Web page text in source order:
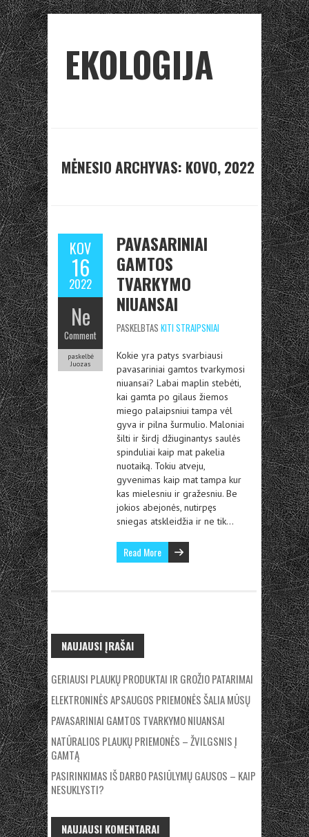
EKOLOGIJA
MĖNESIO ARCHYVAS: KOVO, 2022
KOV
16
2022
Ne
Comment
paskelbė
Juozas
PAVASARINIAI
GAMTOS
TVARKYMO
NIUANSAI
PASKELBTAS KITI STRAIPSNIAI
Kokie yra patys svarbiausi
pavasariniai gamtos tvarkymosi
niuansai? Labai maplin stebėti,
kai gamta po gilaus žiemos
miego palaipsniui tampa vėl
gyva ir pilna šurmulio. Maloniai
šilti ir širdį džiuginantys saulės
spinduliai kaip mat pakelia
nuotaiką. Tokiu atveju,
gyvenimas kaip mat tampa kur
kas mielesniu ir gražesniu. Be
jokios abejonės, nutirpęs
sniegas atskleidžia ir ne tik…
Read More
NAUJAUSI ĮRAŠAI
GERIAUSI PLAUKŲ PRODUKTAI IR GROŽIO PATARIMAI
ELEKTRONINĖS APSAUGOS PRIEMONĖS ŠALIA MŪSŲ
PAVASARINIAI GAMTOS TVARKYMO NIUANSAI
NATŪRALIOS PLAUKŲ PRIEMONĖS – ŽVILGSNIS Į
GAMTĄ
PASIRINKIMAS IŠ DARBO PASIŪLYMŲ GAUSOS – KAIP
NESUKLYSTI?
NAUJAUSI KOMENTARAI